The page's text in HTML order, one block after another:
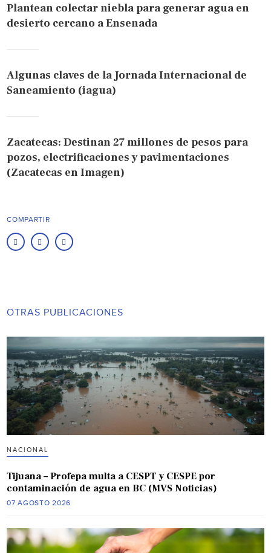
Plantean colectar niebla para generar agua en
desierto cercano a Ensenada
Algunas claves de la Jornada Internacional de
Saneamiento (iagua)
Zacatecas: Destinan 27 millones de pesos para
pozos, electrificaciones y pavimentaciones
(Zacatecas en Imagen)
COMPARTIR
OTRAS PUBLICACIONES
NACIONAL
Tijuana – Profepa multa a CESPT y CESPE por
contaminación de agua en BC (MVS Noticias)
07 AGOSTO 2026